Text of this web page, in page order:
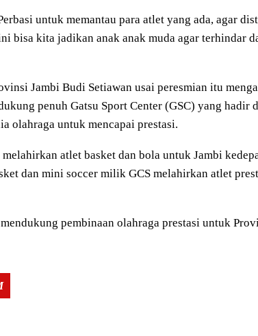
untuk memantau para atlet yang ada, agar
bisa kita jadikan anak anak muda agar terhindar
Jambi Budi Setiawan usai peresmian itu
penuh Gatsu Sport Center (GSC) yang hadir
olahraga untuk mencapai prestasi.
atlet basket dan bola untuk Jambi
dan mini soccer milik GCS melahirkan atlet
pembinaan olahraga prestasi untuk